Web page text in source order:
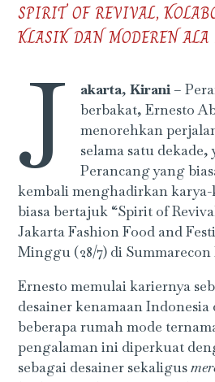
SPIRIT OF REVIVAL,
KLASIK DAN MODEREN ALA
J akarta, Kirani–
berbakat, Ernesto
menorehkan
selama satu dekade,
Perancang yang
kembali menghadirkan
biasa bertajuk “Spirit of
Jakarta Fashion Food and
Minggu (28/7) di
Ernesto memulai kariernya
desainer kenamaan Indonesia
beberapa rumah mode
pengalaman ini diperkuat
sebagai desainer sekaligus